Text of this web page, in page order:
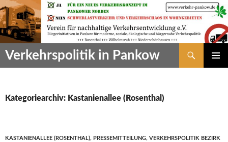
Zum
Inhalt
springen
Verkehrspolitik in Pankow
Suchen
Kategoriearchiv: Kastanienallee (Rosenthal)
KASTANIENALLEE (ROSENTHAL), PRESSEMITTEILUNG, VERKEHRSPOLITIK BEZIRK